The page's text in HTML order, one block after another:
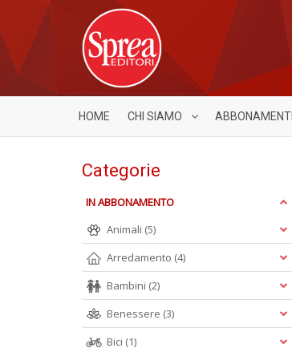
HOME CHI SIAMO ABBONAMENTI
Categorie
IN ABBONAMENTO
Animali (5)
Arredamento (4)
Bambini (2)
Benessere (3)
Bici (1)